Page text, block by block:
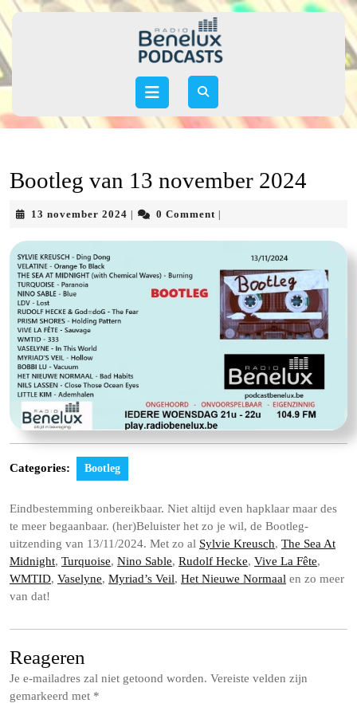
Skip
to
Open
Bootleg van 13 november 2024
13 november 2024 13
2024
0 Comment
Categories: Bootleg
Eindbestemming onbereikbaar. Niet altijd even hapklaar maar des
te meer begaanbaar. (her)Beluister het zo je wil, de Bootleg-
uitzending van 13/11/2024. Met zo al Sylvie Kreusch, The Sea At
Midnight, Turquoise, Nino Sable, Rudolf Hecke, Vive La Fête,
WMTID, Vaselyne, Myriad’s Veil, Het Nieuwe Normaal en zo meer
van dat!
Reageren
Je e-mailadres zal niet getoond worden. Vereiste velden zijn
gemarkeerd met *